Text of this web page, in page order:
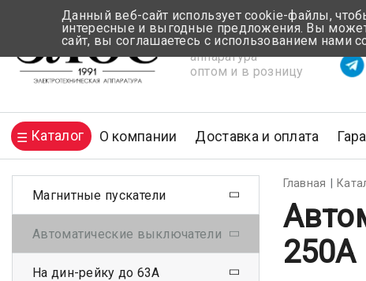
Электротехническая
аппаратура
оптом и в розницу
Каталог О компании Доставка и оплата
Главная
250А
Магнитные пускатели
Автоматические выключатели
На дин-рейку до 63А
Данный веб-сайт использует cookie-файлы,
интересные и выгодные предложения. Вы
сайт, вы соглашаетесь с использованием нами